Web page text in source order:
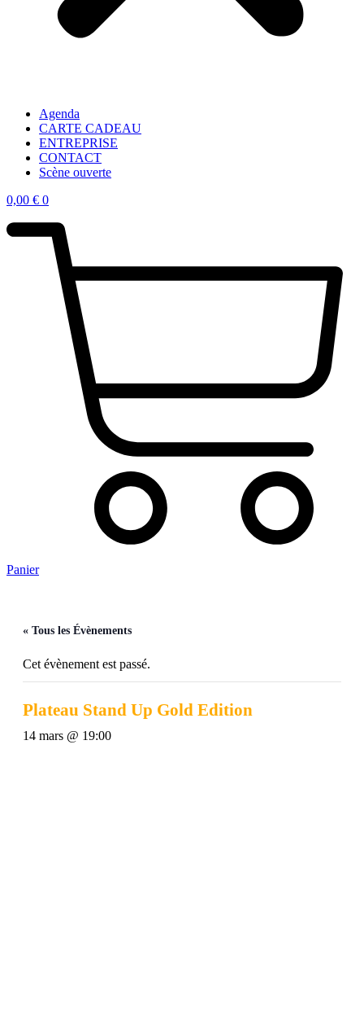
Agenda
CARTE CADEAU
ENTREPRISE
CONTACT
Scène ouverte
0,00 € 0
Panier
« Tous les Évènements
Cet évènement est passé.
Plateau Stand Up Gold Edition
14 mars @ 19:00